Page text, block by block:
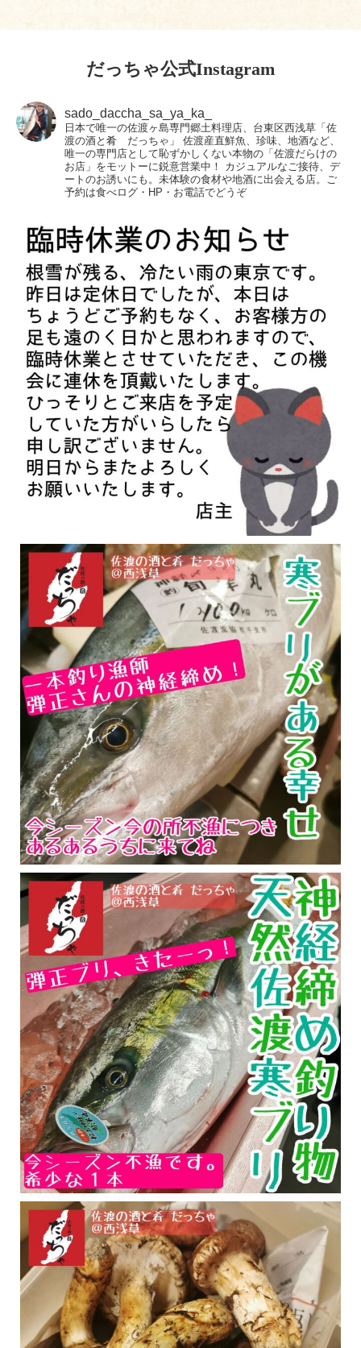
だっちゃ公式Instagram
sado_daccha_sa_ya_ka_
日本で唯一の佐渡ヶ島専門郷土料理店、台東区西浅草「佐
渡の酒と肴 だっちゃ」
佐渡産直鮮魚、珍味、地酒など、
唯一の専門店として恥ずかしくない本物の「佐渡だらけの
お店」をモットーに鋭意営業中！
カジュアルなご接待、デ
ートのお誘いにも。未体験の食材や地酒に出会える店。ご
予約は食べログ・HP・お電話でどうぞ